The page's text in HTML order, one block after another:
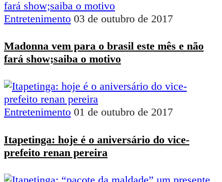
Entretenimento 03 de outubro de 2017
Madonna vem para o brasil este mês e não
fará show;saiba o motivo
Entretenimento 01 de outubro de 2017
Itapetinga: hoje é o aniversário do vice-
prefeito renan pereira